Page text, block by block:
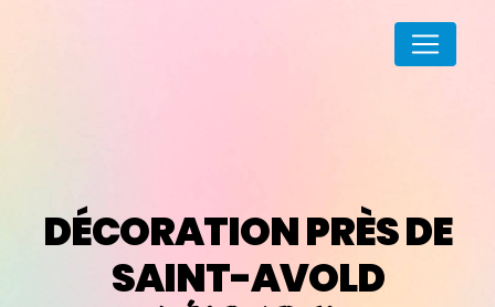
DÉCORATION PRÈS DE
SAINT-AVOLD